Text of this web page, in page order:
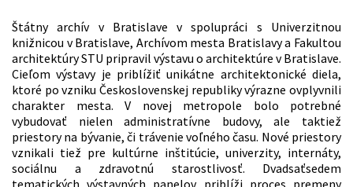
Štátny archív v Bratislave v spolupráci s Univerzitnou
knižnicou v Bratislave, Archívom mesta Bratislavy a Fakultou
architektúry STU pripravil výstavu o architektúre v Bratislave.
Cieľom výstavy je priblížiť unikátne architektonické diela,
ktoré po vzniku Československej republiky výrazne ovplyvnili
charakter mesta. V novej metropole bolo potrebné
vybudovať nielen administratívne budovy, ale taktiež
priestory na bývanie, či trávenie voľného času. Nové priestory
vznikali tiež pre kultúrne inštitúcie, univerzity, internáty,
sociálnu a zdravotnú starostlivosť. Dvadsaťsedem